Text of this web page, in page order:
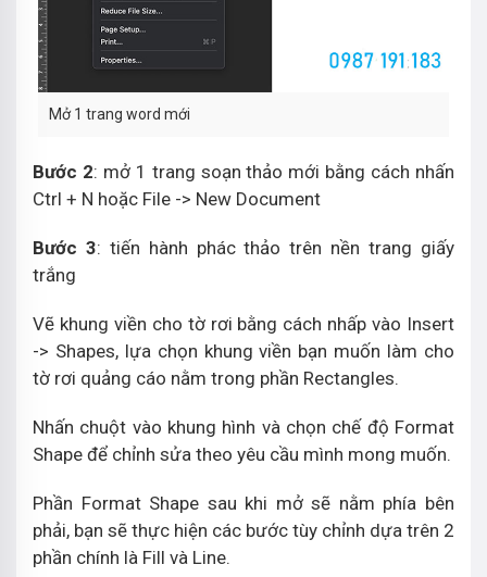
Mở 1 trang word mới
Bước 2: mở 1 trang soạn thảo mới bằng cách nhấn
Ctrl + N hoặc File -> New Document
Bước 3: tiến hành phác thảo trên nền trang giấy
trắng
Vẽ khung viền cho tờ rơi bằng cách nhấp vào Insert
-> Shapes, lựa chọn khung viền bạn muốn làm cho
tờ rơi quảng cáo nằm trong phần Rectangles.
Nhấn chuột vào khung hình và chọn chế độ Format
Shape để chỉnh sửa theo yêu cầu mình mong muốn.
Phần Format Shape sau khi mở sẽ nằm phía bên
phải, bạn sẽ thực hiện các bước tùy chỉnh dựa trên 2
phần chính là Fill và Line.